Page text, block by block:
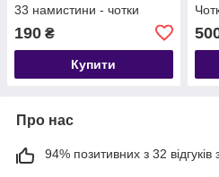
33 намистини - чотки
190 ₴
Купити
Про нас
94% позитивних з 32 відгуків